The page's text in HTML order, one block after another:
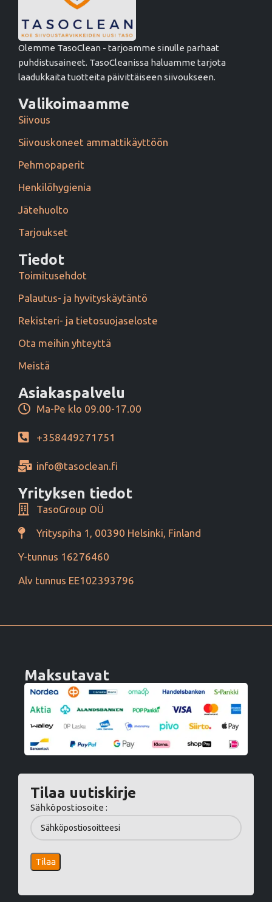
Olemme TasoClean - tarjoamme sinulle parhaat
puhdistusaineet. TasoCleanissa haluamme tarjota
laadukkaita tuotteita päivittäiseen siivoukseen.
Valikoimaamme
Siivous
Siivouskoneet ammattikäyttöön
Pehmopaperit
Henkilöhygienia
Jätehuolto
Tarjoukset
Tiedot
Toimitusehdot
Palautus- ja hyvityskäytäntö
Rekisteri- ja tietosuojaseloste
Ota meihin yhteyttä
Meistä
Asiakaspalvelu
Ma-Pe klo 09.00-17.00
+358449271751
info@tasoclean.fi
Yrityksen tiedot
TasoGroup OÜ
Yrityspiha 1, 00390 Helsinki, Finland
Y-tunnus 16276460
Alv tunnus EE102393796
Maksutavat
Tilaa uutiskirje
Sähköpostiosoite :